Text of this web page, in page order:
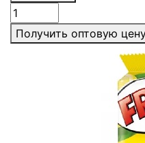
Получить оптовую